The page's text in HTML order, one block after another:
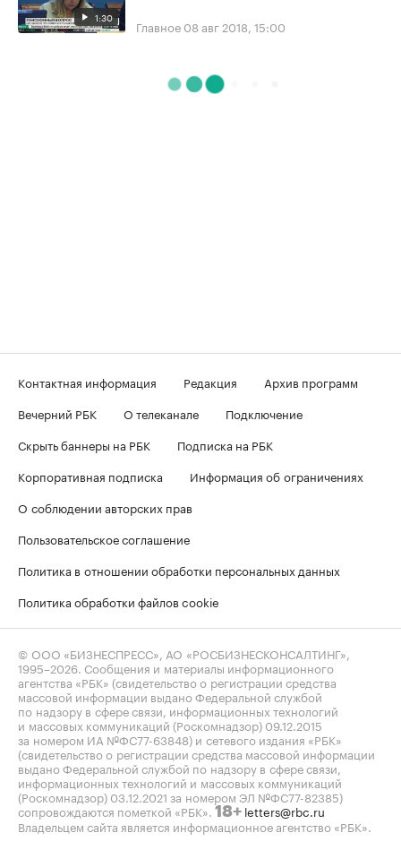
1:30 Главное 08 авг 2018, 15:00
Контактная информация Редакция
Архив программ
Вечерний РБК
О телеканале
Подключение
Скрыть баннеры на РБК
Подписка на РБК
Корпоративная подписка
Информация об ограничениях
О соблюдении авторских прав
Пользовательское соглашение
Политика в отношении обработки персональных данных
Политика обработки файлов cookie
© ООО «БИЗНЕСПРЕСС», АО «РОСБИЗНЕСКОНСАЛТИНГ»,
1995–2026 . Сообщения и материалы информационного
агентства «РБК» (свидетельство о регистрации средства
массовой информации выдано Федеральной службой
по надзору в сфере связи, информационных технологий
и массовых коммуникаций (Роскомнадзор) 09.12.2015
за номером ИА №ФС77-63848) и сетевого издания «РБК»
(свидетельство о регистрации средства массовой информации
выдано Федеральной службой по надзору в сфере связи,
информационных технологий и массовых коммуникаций
(Роскомнадзор) 03.12.2021 за номером ЭЛ №ФС77-82385)
сопровождаются пометкой «РБК». 18+ letters@rbc.ru
Владельцем сайта является информационное агентство «РБК».